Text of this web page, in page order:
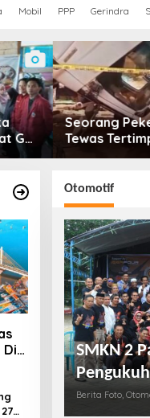
Mobil PPP Gerindra
di Kolaka
Kepala
Truk
Diri
Otomotif
SMKN 2
Berita Foto,